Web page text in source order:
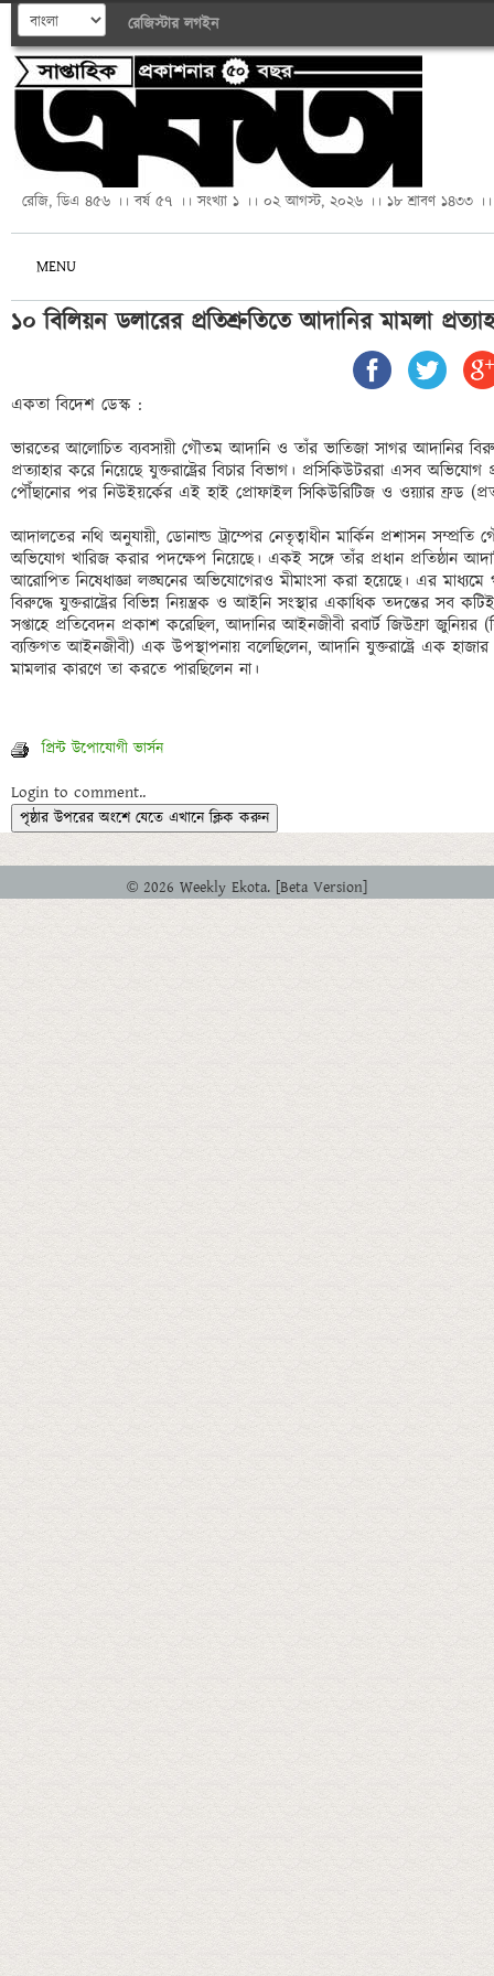
রেজিস্টার লগইন
রেজি, ডিএ ৪৫৬ ।। বর্ষ ৫৭ ।। সংখ্যা ১ ।। ০২ আগস্ট, ২০২৬ ।। ১৮ শ্রাবণ ১৪৩৩ ।।
MENU
১০ বিলিয়ন ডলারের প্রতিশ্রুতিতে আদানির মামলা
একতা বিদেশ ডেস্ক :
ভারতের আলোচিত ব্যবসায়ী গৌতম আদানি ও তাঁর ভাতিজা সাগর আদানির
প্রত্যাহার করে নিয়েছে যুক্তরাষ্ট্রের বিচার বিভাগ। প্রসিকিউটররা এসব
পৌঁছানোর পর নিউইয়র্কের এই হাই প্রোফাইল সিকিউরিটিজ ও ওয়্যার ফ্রড
আদালতের নথি অনুযায়ী, ডোনাল্ড ট্রাম্পের নেতৃত্বাধীন মার্কিন প্রশাসন
অভিযোগ খারিজ করার পদক্ষেপ নিয়েছে। একই সঙ্গে তাঁর প্রধান প্রতিষ্ঠান
আরোপিত নিষেধাজ্ঞা লঙ্ঘনের অভিযোগেরও মীমাংসা করা হয়েছে। এর
বিরুদ্ধে যুক্তরাষ্ট্রের বিভিন্ন নিয়ন্ত্রক ও আইনি সংস্থার একাধিক তদন্তের সব
সপ্তাহে প্রতিবেদন প্রকাশ করেছিল, আদানির আইনজীবী রবার্ট জিউফ্রা জুনিয়র
ব্যক্তিগত আইনজীবী) এক উপস্থাপনায় বলেছিলেন, আদানি যুক্তরাষ্ট্রে এক
প্রিন্ট উপোযোগী ভার্সন
Login to comment..
পৃষ্ঠার উপরের অংশে যেতে এখানে ক্লিক করুন
© 2026 Weekly Ekota. [Beta Version]